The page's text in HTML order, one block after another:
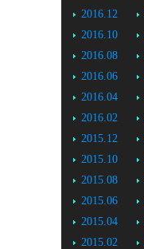
2016.12
2016.10
2016.08
2016.06
2016.04
2016.02
2015.12
2015.10
2015.08
2015.06
2015.04
2015.02